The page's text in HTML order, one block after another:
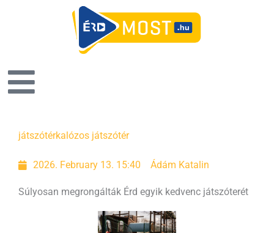
játszótérkalózos játszótér
2026. February 13. 15:40 Ádám Katalin
Súlyosan megrongálták Érd egyik kedvenc játszóterét